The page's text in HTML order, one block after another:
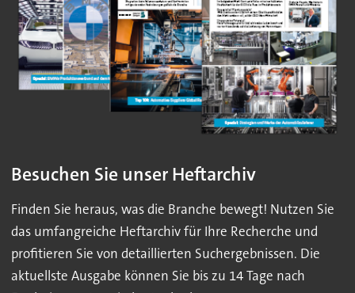
Besuchen Sie unser Heftarchiv
Finden Sie heraus, was die Branche bewegt! Nutzen Sie
das umfangreiche Heftarchiv für Ihre Recherche und
profitieren Sie von detaillierten Suchergebnissen. Die
aktuellste Ausgabe können Sie bis zu 14 Tage nach